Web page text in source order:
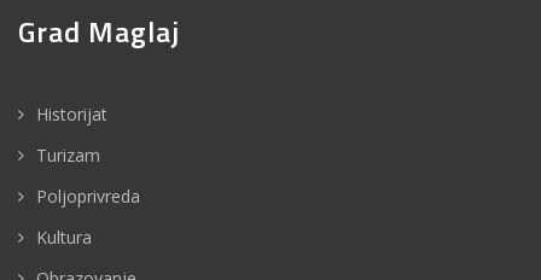
Grad Maglaj
Historijat
Turizam
Poljoprivreda
Kultura